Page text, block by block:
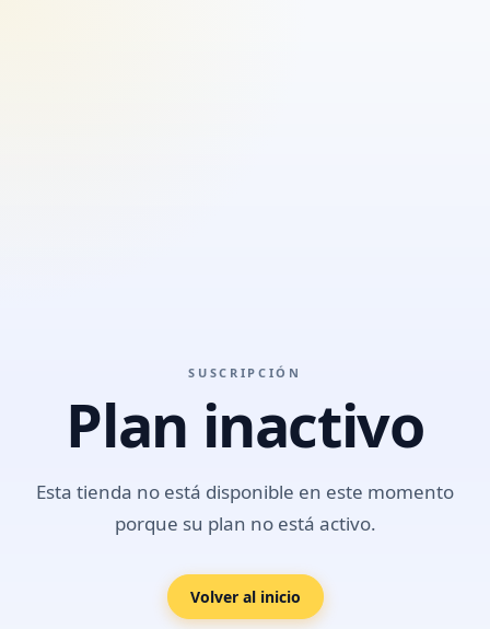
SUSCRIPCIÓN
Plan inactivo
Esta tienda no está disponible en este momento
porque su plan no está activo.
Volver al inicio